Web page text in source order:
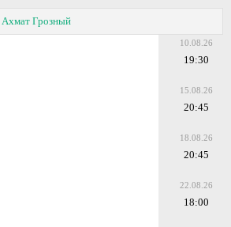
Ахмат Грозный
10.08.26
19:30
15.08.26
20:45
18.08.26
20:45
22.08.26
18:00